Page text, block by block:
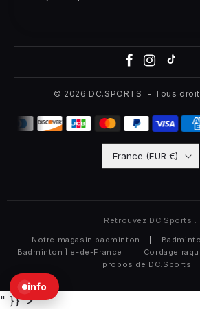
© 2026 DC.SPORTS - Tous
France (EUR €)
Retrouvez DC.Sports :
Notre magasin badminton
Badminton Île-de-France
Cordage
propos de DC.Sports
info
" }}">